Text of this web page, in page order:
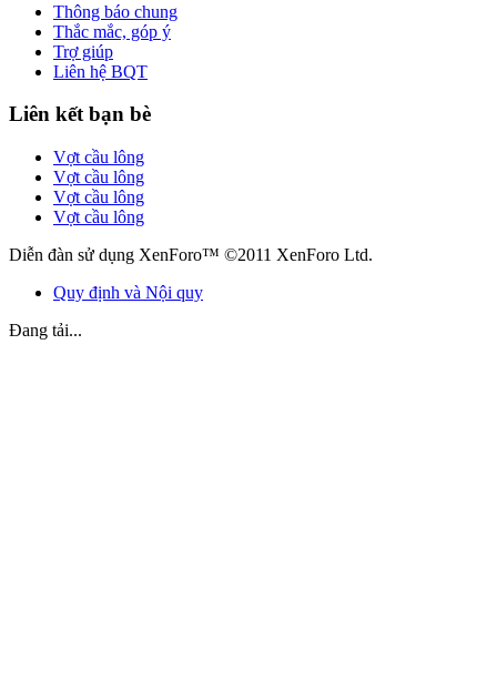
Thông báo chung
Thắc mắc, góp ý
Trợ giúp
Liên hệ BQT
Liên kết bạn bè
Vợt cầu lông
Vợt cầu lông
Vợt cầu lông
Vợt cầu lông
Diễn đàn sử dụng XenForo™ ©2011 XenForo Ltd.
Quy định và Nội quy
Đang tải...